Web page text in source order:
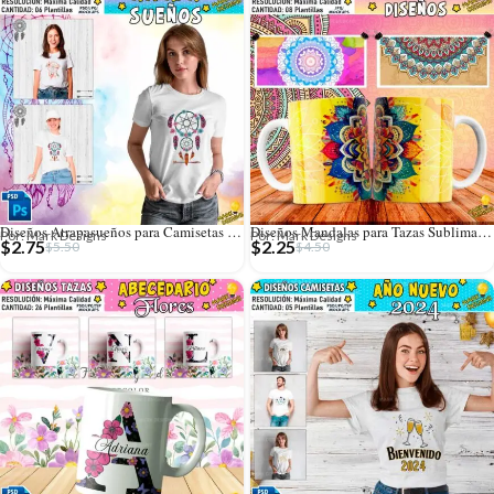
Diseños Atrapasueños para Camisetas Sublimables
Por: Mark Designs
$5.50
$2.75
Diseños Mandalas para Tazas Sublimables
Por: Mark Designs
$4.50
$2.25